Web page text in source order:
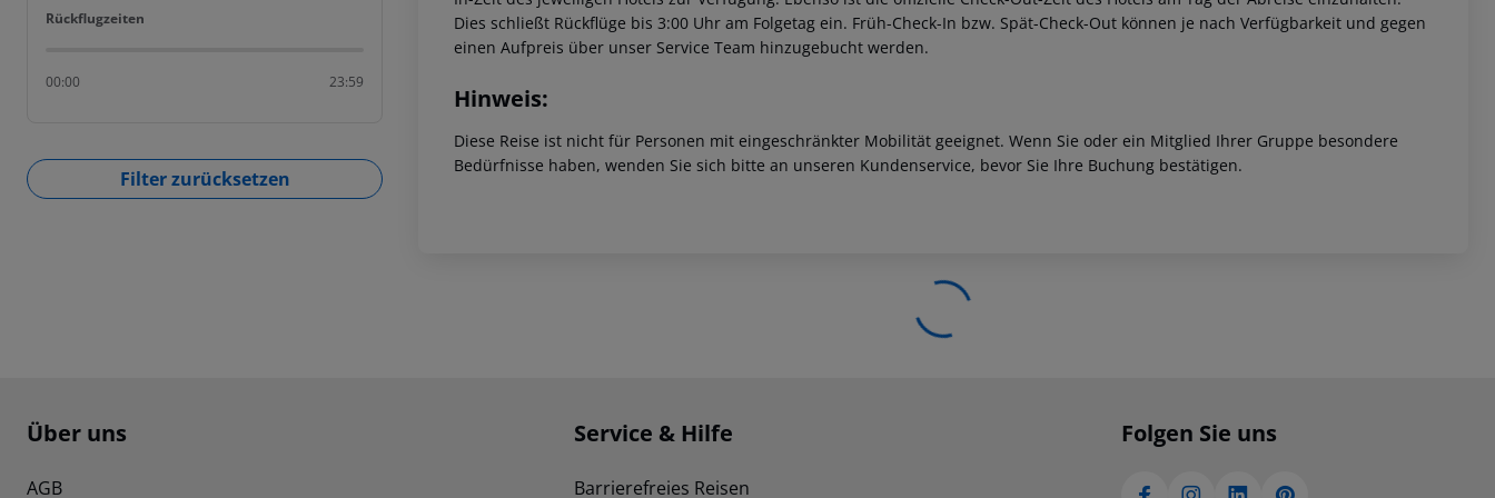
Rückflugzeiten
Rückflugzeiten
00:00 23:59
Filter zurücksetzen
Dies schließt Rückflüge bis 3:00 Uhr am Folgetag ein. Früh-Check-In bzw. Spät-Check-Out können je nach Verfügbarkeit und gegen
einen Aufpreis über unser Service Team hinzugebucht werden.
Hinweis:
Diese Reise ist nicht für Personen mit eingeschränkter Mobilität geeignet. Wenn Sie oder ein Mitglied Ihrer Gruppe besondere
Bedürfnisse haben, wenden Sie sich bitte an unseren Kundenservice, bevor Sie Ihre Buchung bestätigen.
Footer navigation
Über uns
AGB
Service & Hilfe
Barrierefreies Reisen
Folgen Sie uns